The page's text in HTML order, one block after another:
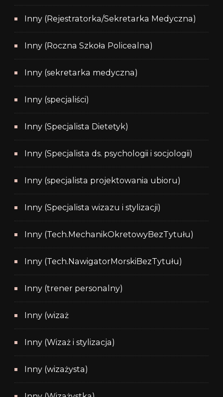
Inny (Rejestratorka/Sekretarka Medyczna)
Inny (Roczna Szkoła Policealna)
Inny (sekretarka medyczna)
Inny (specjaliści)
Inny (Specjalista Dietetyk)
Inny (Specjalista ds. psychologii i socjologii)
Inny (specjalista projektowania ubioru)
Inny (Specjalista wizazu i stylizacji)
Inny (Tech.MechanikOkretowyBezTytułu)
Inny (Tech.NawigatorMorskiBezTytułu)
Inny (trener personalny)
Inny (wizaż
Inny (Wizaż i stylizacja)
Inny (wizażysta)